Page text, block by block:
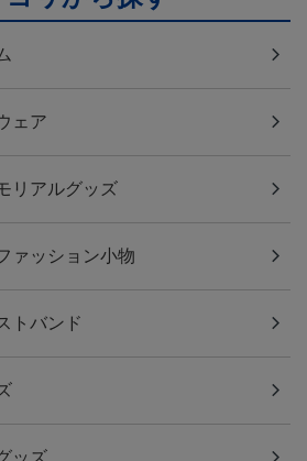
ェア
リアルグッズ
ァッション小物
トバンド
ッズ